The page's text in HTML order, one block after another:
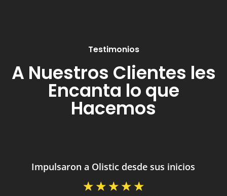
Testimonios
A Nuestros Clientes les
Encanta lo que
Hacemos
Impulsaron a Olistic desde sus inicios
☆ ☆ ☆ ☆ ☆